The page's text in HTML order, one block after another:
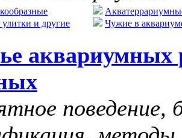
и другие
Чужие в
поведение,